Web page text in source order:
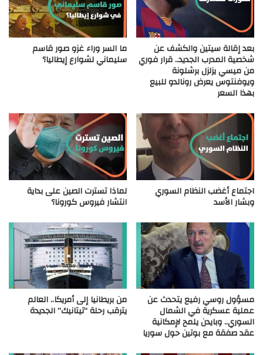
بعد إقالة سيتين والكشف عن
شخصية المدرب الجديد.. قرار فوري
من ميسي يزلزل برشلونة
ويوفنتوس يعرض رونالدو للبيع
بهذا السعر
ما السر وراء غزو صور قاسم
سليماني لشوارع إيطاليا؟
اجتماع أغضب النظام السوري
وبشار الأسد
لماذا تسترت الصين على بداية
انتشار فيروس كورونا؟
مسؤول روسي رفيع يتحدث عن
عملية عسكرية في الشمال
السوري.. وبايدن يلمح لإمكانية
عقد صفقة مع بوتين حول سوريا
من بريطانيا إلى أمريكا.. العالم
يترقب رحلة “تيتانيك” الجديدة